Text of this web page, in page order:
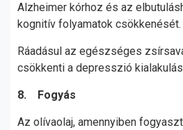
Alzheimer kórhoz és az
kognitív folyamatok
Ráadásul az egészséges
csökkenti a depresszió
8. Fogyás
Az olívaolaj, amennyiben